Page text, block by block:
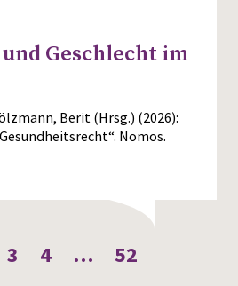
Geschlecht im
Berit (Hrsg.) (2026):
Nomos.
3 4 … 52